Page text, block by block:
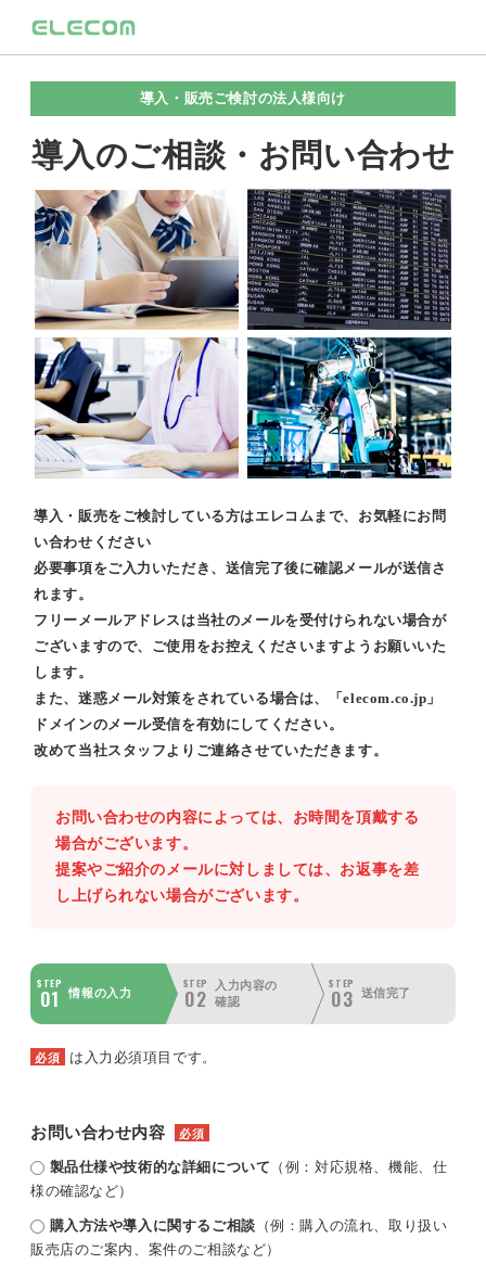
導入・販売ご検討の法人様向け
導入のご相談・お問い合わせ
導入・販売をご検討している方はエレコムまで、お気軽にお問
い合わせください
必要事項をご入力いただき、送信完了後に確認メールが送信さ
れます。
フリーメールアドレスは当社のメールを受付けられない場合が
ございますので、ご使用をお控えくださいますようお願いいた
します。
また、迷惑メール対策をされている場合は、「elecom.co.jp」
ドメインのメール受信を有効にしてください。
改めて当社スタッフよりご連絡させていただきます。
お問い合わせの内容によっては、お時間を頂戴する
場合がございます。
提案やご紹介のメールに対しましては、お返事を差
し上げられない場合がございます。
STEP
01 情報の入力
STEP
02
入力内容の
確認
STEP
03 送信完了
必須 は入力必須項目です。
お問い合わせ内容 必須
製品仕様や技術的な詳細について （例：対応規格、機能、仕
様の確認など）
購入方法や導入に関するご相談 （例：購入の流れ、取り扱い
販売店のご案内、案件のご相談など）